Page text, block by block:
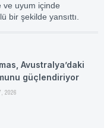
ve uyum içinde
bir şekilde yansıttı.
Avustralya’daki
güçlendiriyor
2026